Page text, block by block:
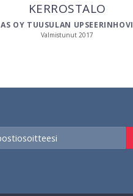
KERROSTALO
AS OY TUUSULAN UPSEERINHOVI
Valmistunut 2017